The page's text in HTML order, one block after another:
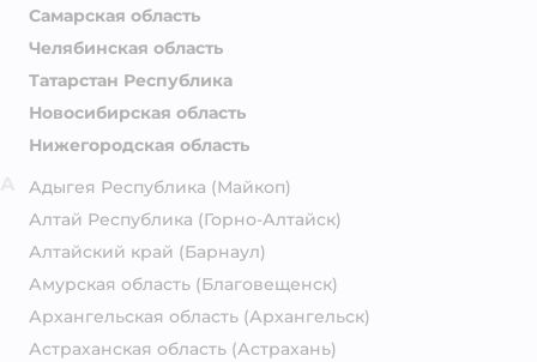
Самарская область
Челябинская область
Татарстан Республика
Новосибирская область
Нижегородская область
Адыгея Республика (Майкоп)
Алтай Республика (Горно-Алтайск)
Алтайский край (Барнаул)
Амурская область (Благовещенск)
Архангельская область (Архангельск)
Астраханская область (Астрахань)